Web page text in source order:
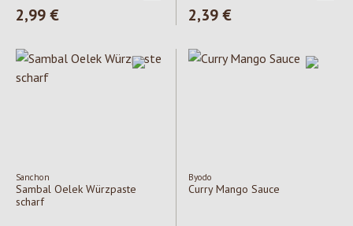
Regulärer Preis:
2,99 € Regulärer Preis:
2,39 €
Sanchon
Sambal Oelek Würzpaste
scharf
Byodo
Curry Mango Sauce